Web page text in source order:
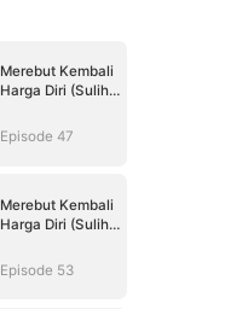
Merebut Kembali
Harga Diri (Sulih
Episode 47
Merebut Kembali
Harga Diri (Sulih
Episode 53